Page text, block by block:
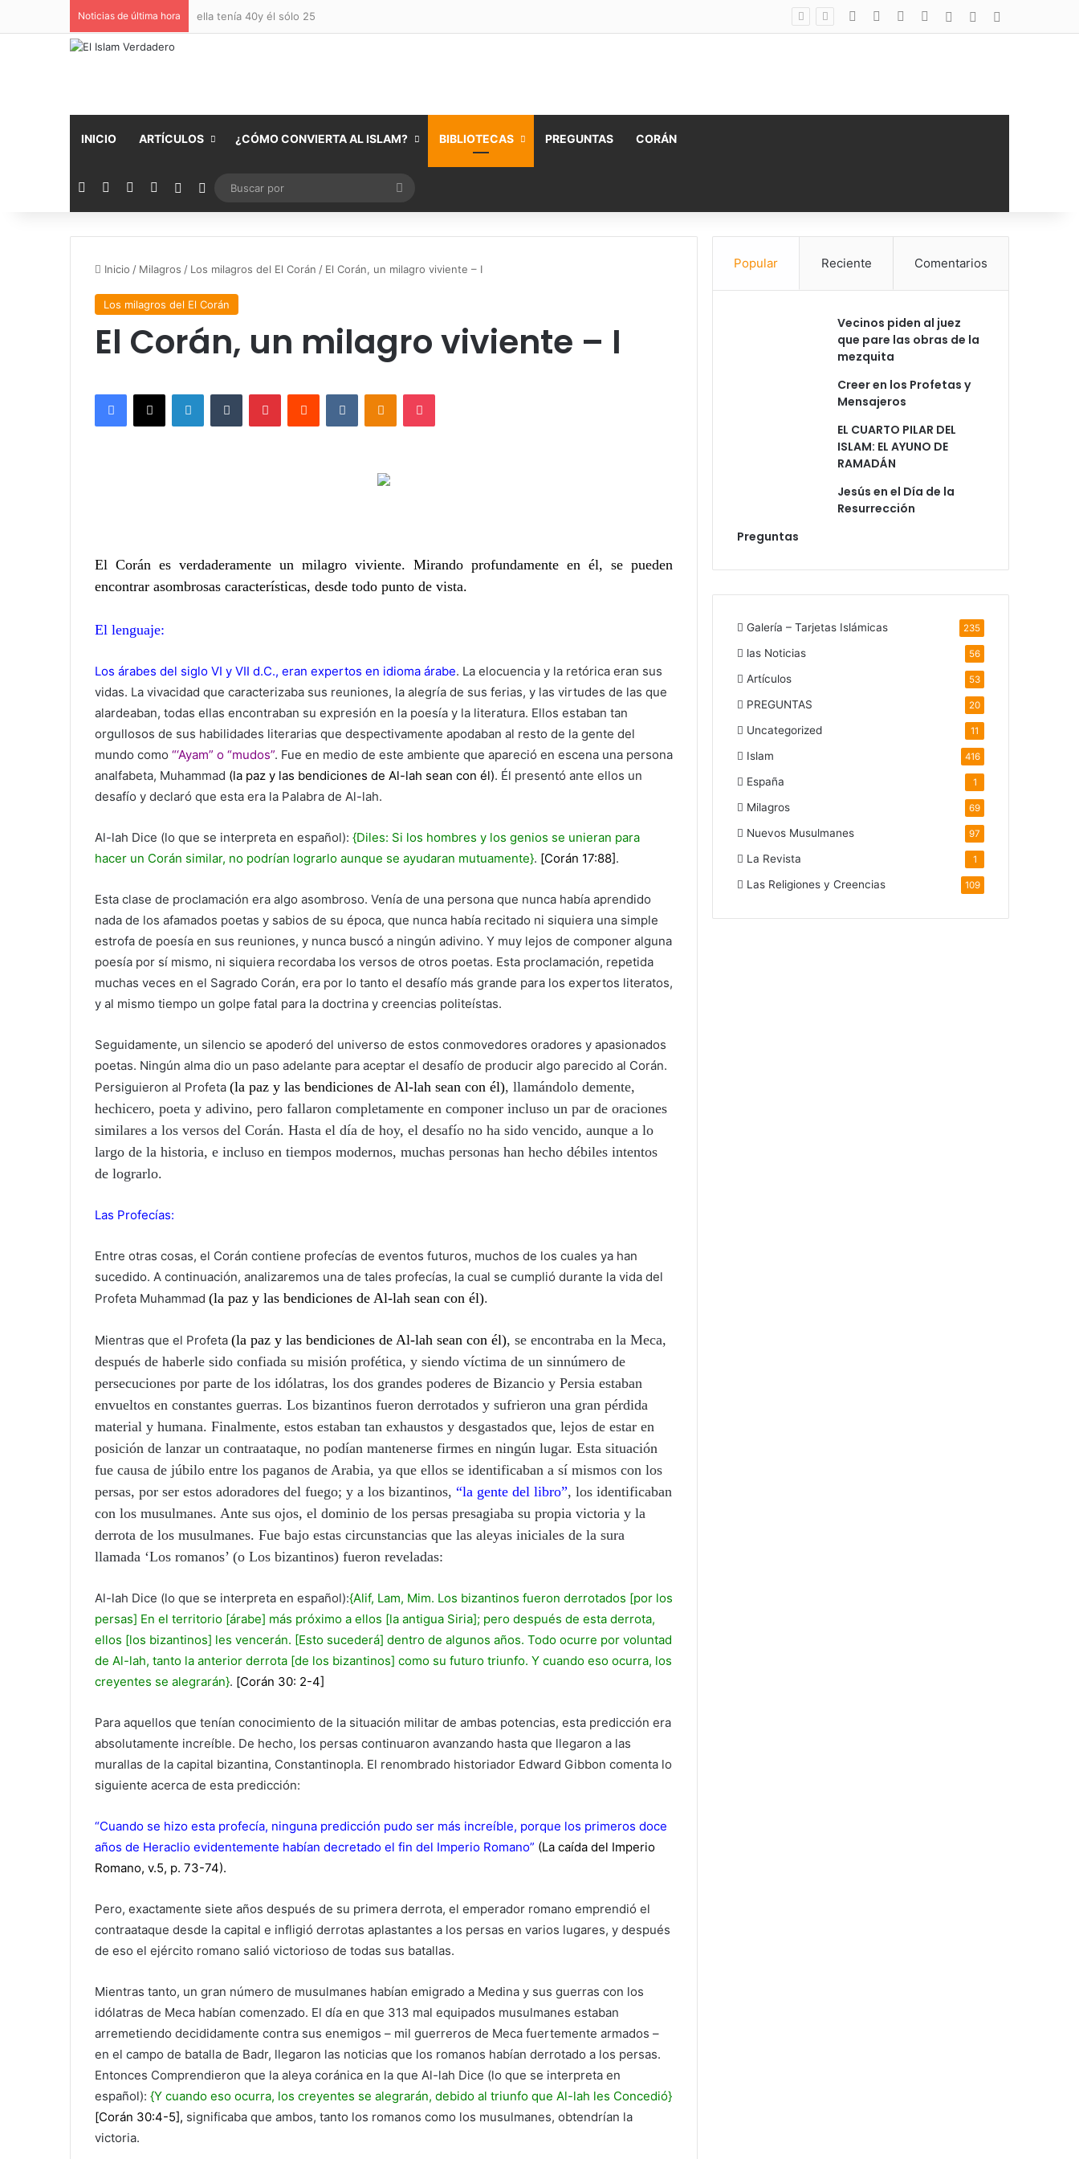
Noticias de última hora ella tenía 40y él sólo 25 Facebook YouTubeInstagramAccesoPublicación al
INICIO ARTÍCULOS ¿CÓMO CONVIERTA AL ISLAM? BIBLIOTECAS PREGUNTAS CORÁN
Facebook YouTubeInstagramPublicación al azar
Switch skin
por
Inicio / Milagros / Los milagros del El Corán / El Corán, un milagro viviente – I
Los milagros del El Corán
El Corán, un milagro viviente – I
El Corán es verdaderamente un milagro viviente. Mirando profundamente en él, se pueden
encontrar asombrosas características, desde todo punto de vista.
El lenguaje:
Los árabes del siglo VI y VII d.C., eran expertos en idioma árabe. La elocuencia y la retórica eran sus
vidas. La vivacidad que caracterizaba sus reuniones, la alegría de sus ferias, y las virtudes de las que
alardeaban, todas ellas encontraban su expresión en la poesía y la literatura. Ellos estaban tan
orgullosos de sus habilidades literarias que despectivamente apodaban al resto de la gente del
mundo como “‘Ayam” o “mudos”. Fue en medio de este ambiente que apareció en escena una persona
analfabeta, Muhammad (la paz y las bendiciones de Al-lah sean con él). Él presentó ante ellos un
desafío y declaró que esta era la Palabra de Al-lah.
Al-lah Dice (lo que se interpreta en español): {Diles: Si los hombres y los genios se unieran para
hacer un Corán similar, no podrían lograrlo aunque se ayudaran mutuamente}. [Corán 17:88].
Esta clase de proclamación era algo asombroso. Venía de una persona que nunca había aprendido
nada de los afamados poetas y sabios de su época, que nunca había recitado ni siquiera una simple
estrofa de poesía en sus reuniones, y nunca buscó a ningún adivino. Y muy lejos de componer alguna
poesía por sí mismo, ni siquiera recordaba los versos de otros poetas. Esta proclamación, repetida
muchas veces en el Sagrado Corán, era por lo tanto el desafío más grande para los expertos literatos,
y al mismo tiempo un golpe fatal para la doctrina y creencias politeístas.
Seguidamente, un silencio se apoderó del universo de estos conmovedores oradores y apasionados
poetas. Ningún alma dio un paso adelante para aceptar el desafío de producir algo parecido al Corán.
Persiguieron al Profeta (la paz y las bendiciones de Al-lah sean con él), llamándolo demente,
hechicero, poeta y adivino, pero fallaron completamente en componer incluso un par de oraciones
similares a los versos del Corán. Hasta el día de hoy, el desafío no ha sido vencido, aunque a lo
largo de la historia, e incluso en tiempos modernos, muchas personas han hecho débiles intentos
de lograrlo.
Las Profecías:
Entre otras cosas, el Corán contiene profecías de eventos futuros, muchos de los cuales ya han
sucedido. A continuación, analizaremos una de tales profecías, la cual se cumplió durante la vida del
Profeta Muhammad (la paz y las bendiciones de Al-lah sean con él).
Mientras que el Profeta (la paz y las bendiciones de Al-lah sean con él), se encontraba en la Meca,
después de haberle sido confiada su misión profética, y siendo víctima de un sinnúmero de
persecuciones por parte de los idólatras, los dos grandes poderes de Bizancio y Persia estaban
envueltos en constantes guerras. Los bizantinos fueron derrotados y sufrieron una gran pérdida
material y humana. Finalmente, estos estaban tan exhaustos y desgastados que, lejos de estar en
posición de lanzar un contraataque, no podían mantenerse firmes en ningún lugar. Esta situación
fue causa de júbilo entre los paganos de Arabia, ya que ellos se identificaban a sí mismos con los
persas, por ser estos adoradores del fuego; y a los bizantinos, “la gente del libro”, los identificaban
con los musulmanes. Ante sus ojos, el dominio de los persas presagiaba su propia victoria y la
derrota de los musulmanes. Fue bajo estas circunstancias que las aleyas iniciales de la sura
llamada ‘Los romanos’ (o Los bizantinos) fueron reveladas:
Al-lah Dice (lo que se interpreta en español):{Alif, Lam, Mim. Los bizantinos fueron derrotados [por los
persas] En el territorio [árabe] más próximo a ellos [la antigua Siria]; pero después de esta derrota,
ellos [los bizantinos] les vencerán. [Esto sucederá] dentro de algunos años. Todo ocurre por voluntad
de Al-lah, tanto la anterior derrota [de los bizantinos] como su futuro triunfo. Y cuando eso ocurra, los
creyentes se alegrarán}. [Corán 30: 2-4]
Para aquellos que tenían conocimiento de la situación militar de ambas potencias, esta predicción era
absolutamente increíble. De hecho, los persas continuaron avanzando hasta que llegaron a las
murallas de la capital bizantina, Constantinopla. El renombrado historiador Edward Gibbon comenta lo
siguiente acerca de esta predicción:
“Cuando se hizo esta profecía, ninguna predicción pudo ser más increíble, porque los primeros doce
años de Heraclio evidentemente habían decretado el fin del Imperio Romano” (La caída del Imperio
Romano, v.5, p. 73-74).
Pero, exactamente siete años después de su primera derrota, el emperador romano emprendió el
contraataque desde la capital e infligió derrotas aplastantes a los persas en varios lugares, y después
de eso el ejército romano salió victorioso de todas sus batallas.
Mientras tanto, un gran número de musulmanes habían emigrado a Medina y sus guerras con los
idólatras de Meca habían comenzado. El día en que 313 mal equipados musulmanes estaban
arremetiendo decididamente contra sus enemigos – mil guerreros de Meca fuertemente armados –
en el campo de batalla de Badr, llegaron las noticias que los romanos habían derrotado a los persas.
Entonces Comprendieron que la aleya coránica en la que Al-lah Dice (lo que se interpreta en
español): {Y cuando eso ocurra, los creyentes se alegrarán, debido al triunfo que Al-lah les Concedió}
[Corán 30:4-5], significaba que ambos, tanto los romanos como los musulmanes, obtendrían la
victoria.
Popular Reciente Comentarios
Vecinos piden al juez
que pare las obras de la
mezquita
Creer en los Profetas y
Mensajeros
EL CUARTO PILAR DEL
ISLAM: EL AYUNO DE
RAMADÁN
Jesús en el Día de la
Resurrección
Preguntas
Galería – Tarjetas Islámicas 235
las Noticias 56
Artículos 53
PREGUNTAS 20
Uncategorized 11
Islam 416
España 1
Milagros 69
Nuevos Musulmanes 97
La Revista 1
Las Religiones y Creencias 109